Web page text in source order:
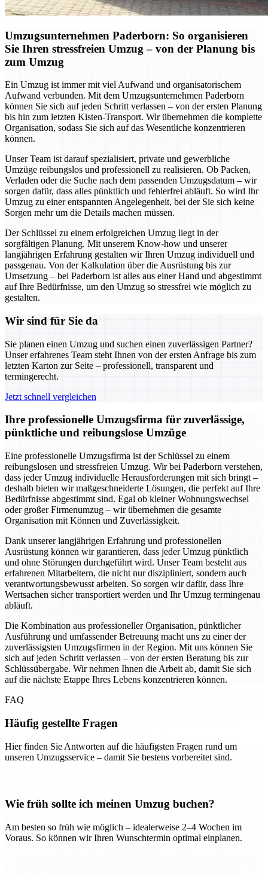
Umzugsunternehmen Paderborn: So organisieren
Sie Ihren stressfreien Umzug – von der Planung bis
zum Umzug
Ein Umzug ist immer mit viel Aufwand und organisatorischem
Aufwand verbunden. Mit dem Umzugsunternehmen Paderborn
können Sie sich auf jeden Schritt verlassen – von der ersten Planung
bis hin zum letzten Kisten-Transport. Wir übernehmen die komplette
Organisation, sodass Sie sich auf das Wesentliche konzentrieren
können.
Unser Team ist darauf spezialisiert, private und gewerbliche
Umzüge reibungslos und professionell zu realisieren. Ob Packen,
Verladen oder die Suche nach dem passenden Umzugsdatum – wir
sorgen dafür, dass alles pünktlich und fehlerfrei abläuft. So wird Ihr
Umzug zu einer entspannten Angelegenheit, bei der Sie sich keine
Sorgen mehr um die Details machen müssen.
Der Schlüssel zu einem erfolgreichen Umzug liegt in der
sorgfältigen Planung. Mit unserem Know-how und unserer
langjährigen Erfahrung gestalten wir Ihren Umzug individuell und
passgenau. Von der Kalkulation über die Ausrüstung bis zur
Umsetzung – bei Paderborn ist alles aus einer Hand und abgestimmt
auf Ihre Bedürfnisse, um den Umzug so stressfrei wie möglich zu
gestalten.
Wir sind für Sie da
Sie planen einen Umzug und suchen einen zuverlässigen Partner?
Unser erfahrenes Team steht Ihnen von der ersten Anfrage bis zum
letzten Karton zur Seite – professionell, transparent und
termingerecht.
Jetzt schnell vergleichen
Ihre professionelle Umzugsfirma für zuverlässige,
pünktliche und reibungslose Umzüge
Eine professionelle Umzugsfirma ist der Schlüssel zu einem
reibungslosen und stressfreien Umzug. Wir bei Paderborn verstehen,
dass jeder Umzug individuelle Herausforderungen mit sich bringt –
deshalb bieten wir maßgeschneiderte Lösungen, die perfekt auf Ihre
Bedürfnisse abgestimmt sind. Egal ob kleiner Wohnungswechsel
oder großer Firmenumzug – wir übernehmen die gesamte
Organisation mit Können und Zuverlässigkeit.
Dank unserer langjährigen Erfahrung und professionellen
Ausrüstung können wir garantieren, dass jeder Umzug pünktlich
und ohne Störungen durchgeführt wird. Unser Team besteht aus
erfahrenen Mitarbeitern, die nicht nur diszipliniert, sondern auch
verantwortungsbewusst arbeiten. So sorgen wir dafür, dass Ihre
Wertsachen sicher transportiert werden und Ihr Umzug termingenau
abläuft.
Die Kombination aus professioneller Organisation, pünktlicher
Ausführung und umfassender Betreuung macht uns zu einer der
zuverlässigsten Umzugsfirmen in der Region. Mit uns können Sie
sich auf jeden Schritt verlassen – von der ersten Beratung bis zur
Schlüssübergabe. Wir nehmen Ihnen die Arbeit ab, damit Sie sich
auf die nächste Etappe Ihres Lebens konzentrieren können.
FAQ
Häufig gestellte Fragen
Hier finden Sie Antworten auf die häufigsten Fragen rund um
unseren Umzugsservice – damit Sie bestens vorbereitet sind.
Wie früh sollte ich meinen Umzug buchen?
Am besten so früh wie möglich – idealerweise 2–4 Wochen im
Voraus. So können wir Ihren Wunschtermin optimal einplanen.